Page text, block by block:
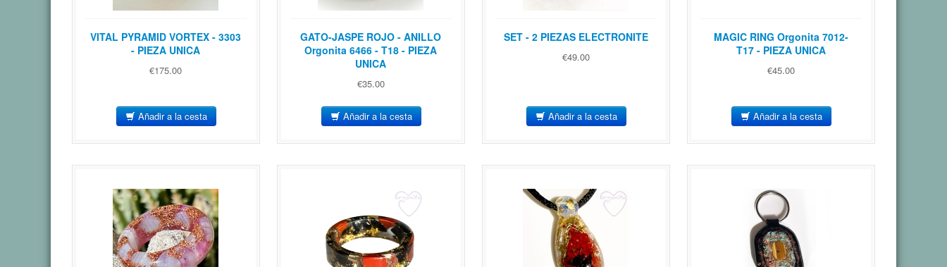
VITAL PYRAMID VORTEX - 3303
- PIEZA UNICA
€175.00
Añadir a la cesta
GATO-JASPE ROJO - ANILLO
Orgonita 6466 - T18 - PIEZA
UNICA
€35.00
Añadir a la cesta
SET - 2 PIEZAS ELECTRONITE
€49.00
Añadir a la cesta
MAGIC RING Orgonita 7012-
T17 - PIEZA UNICA
€45.00
Añadir a la cesta